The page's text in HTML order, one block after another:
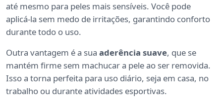
até mesmo para peles mais sensíveis. Você pode
aplicá-la sem medo de irritações, garantindo conforto
durante todo o uso.
Outra vantagem é a sua aderência suave, que se
mantém firme sem machucar a pele ao ser removida.
Isso a torna perfeita para uso diário, seja em casa, no
trabalho ou durante atividades esportivas.